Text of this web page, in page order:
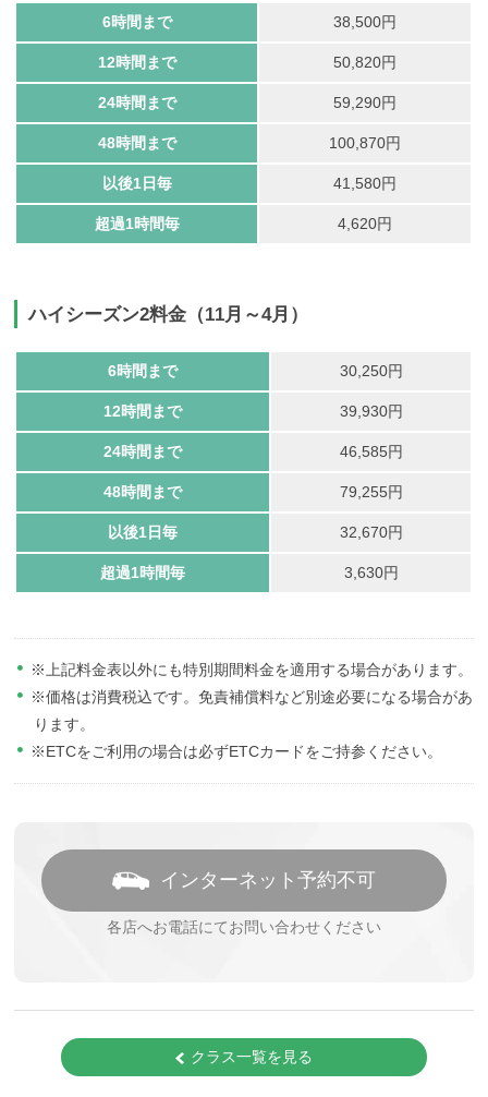
6時間まで 38,500円
12時間まで 50,820円
24時間まで 59,290円
48時間まで 100,870円
以後1日毎 41,580円
超過1時間毎 4,620円
ハイシーズン2料金（11月～4月）
6時間まで 30,250円
12時間まで 39,930円
24時間まで 46,585円
48時間まで 79,255円
以後1日毎 32,670円
超過1時間毎 3,630円
※上記料金表以外にも特別期間料金を適用する場合があります。
※価格は消費税込です。免責補償料など別途必要になる場合があ
ります。
※ETCをご利用の場合は必ずETCカードをご持参ください。
インターネット予約不可
各店へお電話にてお問い合わせください
クラス一覧を見る